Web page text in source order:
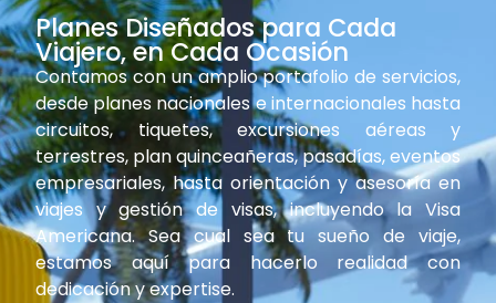
Planes Diseñados para Cada
Viajero, en Cada Ocasión
Contamos con un amplio portafolio de servicios,
desde planes nacionales e internacionales hasta
circuitos, tiquetes, excursiones aéreas y
terrestres, plan quinceañeras, pasadías, eventos
empresariales, hasta orientación y asesoría en
viajes y gestión de visas, incluyendo la Visa
Americana. Sea cual sea tu sueño de viaje,
estamos aquí para hacerlo realidad con
dedicación y expertise.